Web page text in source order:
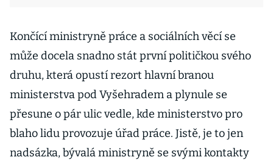
Končící ministryně práce a sociálních věcí se
může docela snadno stát první političkou svého
druhu, která opustí rezort hlavní branou
ministerstva pod Vyšehradem a plynule se
přesune o pár ulic vedle, kde ministerstvo pro
blaho lidu provozuje úřad práce. Jistě, je to jen
nadsázka, bývalá ministryně se svými kontakty